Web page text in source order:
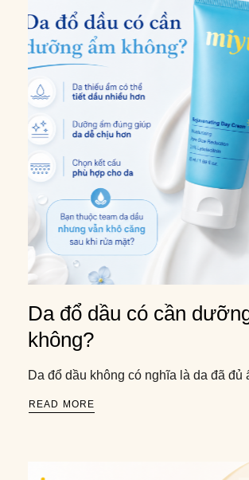
Da đổ dầu có cần
không?
Da đổ dầu không có nghĩa là da đã đủ
READ MORE